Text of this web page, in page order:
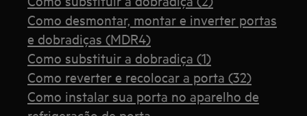
Como desmontar, montar e inverter portas
e dobradiças (MDR4)
Como substituir a dobradiça (1)
Como reverter e recolocar a porta (32)
Como instalar sua porta no aparelho de